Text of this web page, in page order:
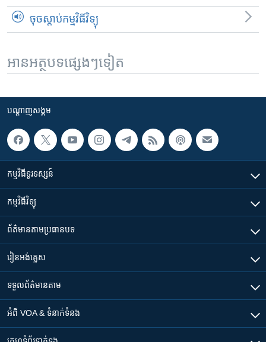
ចុចស្តាប់កម្មវិធីវិទ្យុ
អានអត្ថបទផ្សេងៗទៀត
បណ្តាញ​សង្គម
កម្មវិធី​ទូរទស្សន៍
កម្មវិធី​វិទ្យុ
ព័ត៌មាន​តាមប្រធានបទ​
រៀន​​អង់គ្លេស
ទទួល​ព័ត៌មាន​តាម
អំពី​ VOA & ទំនាក់ទំនង